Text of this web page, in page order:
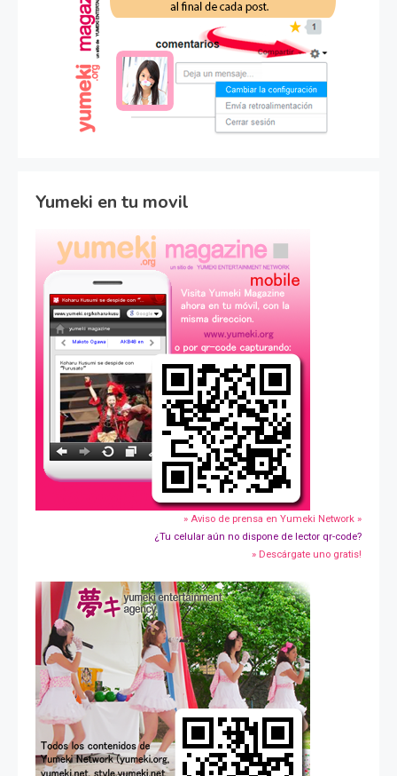
Yumeki en tu movil
» Aviso de prensa en Yumeki Network »
¿Tu celular aún no dispone de lector qr-code?
» Descárgate uno gratis!